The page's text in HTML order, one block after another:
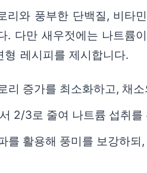
리와 풍부한 단백질, 비타
. 다만 새우젓에는 나트
레시피를 제시합니다.
리 증가를 최소화하고, 채
2/3로 줄여 나트륨 섭취를
를 활용해 풍미를 보강하